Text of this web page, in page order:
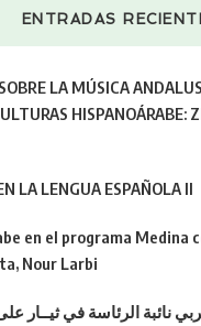
ENTRADAS
LA MÚSICA
HISPANOÁRABE:
LA LENGUA ESPAÑOLA II
en el programa Medina
Nour Larbi
نائبة الرئاسة في ثيــار